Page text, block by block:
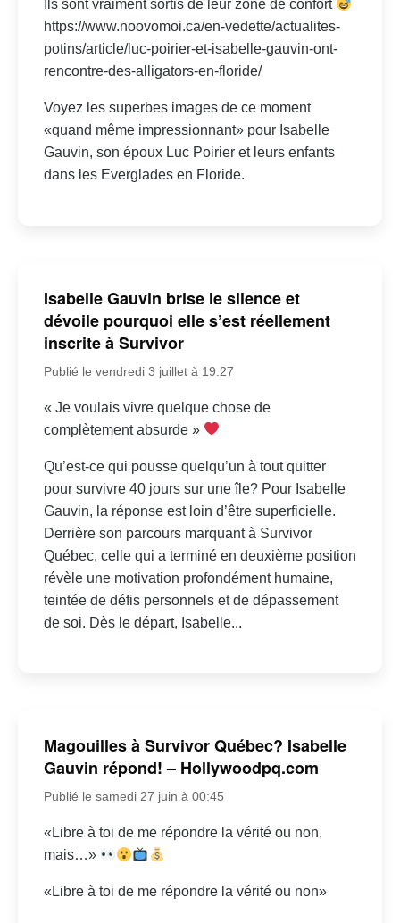
Ils sont vraiment sortis de leur zone de confort
https://www.noovomoi.ca/en-vedette/actualites-
potins/article/luc-poirier-et-isabelle-gauvin-ont-
rencontre-des-alligators-en-floride/
Voyez les superbes images de ce moment
«quand même impressionnant» pour Isabelle
Gauvin, son époux Luc Poirier et leurs enfants
dans les Everglades en Floride.
Isabelle Gauvin brise le silence et
dévoile pourquoi elle s’est réellement
inscrite à Survivor
Publié le vendredi 3 juillet à 19:27
« Je voulais vivre quelque chose de
complètement absurde »
Qu’est-ce qui pousse quelqu’un à tout quitter
pour survivre 40 jours sur une île? Pour Isabelle
Gauvin, la réponse est loin d’être superficielle.
Derrière son parcours marquant à Survivor
Québec, celle qui a terminé en deuxième position
révèle une motivation profondément humaine,
teintée de défis personnels et de dépassement
de soi. Dès le départ, Isabelle...
Magouilles à Survivor Québec? Isabelle
Gauvin répond! – Hollywoodpq.com
Publié le samedi 27 juin à 00:45
«Libre à toi de me répondre la vérité ou non,
mais…»
«Libre à toi de me répondre la vérité ou non»